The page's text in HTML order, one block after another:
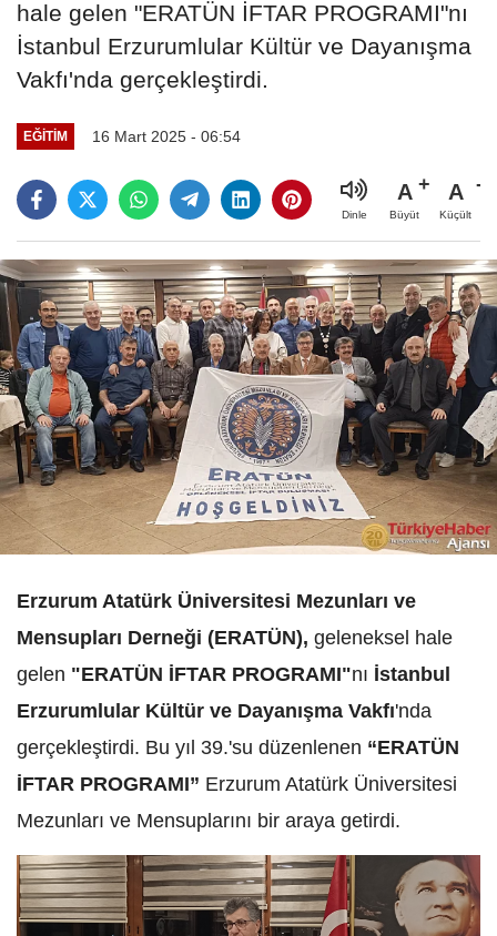
hale gelen "ERATÜN İFTAR PROGRAMI"nı
İstanbul Erzurumlular Kültür ve Dayanışma
Vakfı'nda gerçekleştirdi.
EĞITIM 16 Mart 2025 - 06:54
Dinle
A
Büyüt
A
Küçült
Erzurum Atatürk Üniversitesi Mezunları ve
Mensupları Derneği (ERATÜN), geleneksel hale
gelen "ERATÜN İFTAR PROGRAMI"nı İstanbul
Erzurumlular Kültür ve Dayanışma Vakfı'nda
gerçekleştirdi. Bu yıl 39.'su düzenlenen “ERATÜN
İFTAR PROGRAMI” Erzurum Atatürk Üniversitesi
Mezunları ve Mensuplarını bir araya getirdi.